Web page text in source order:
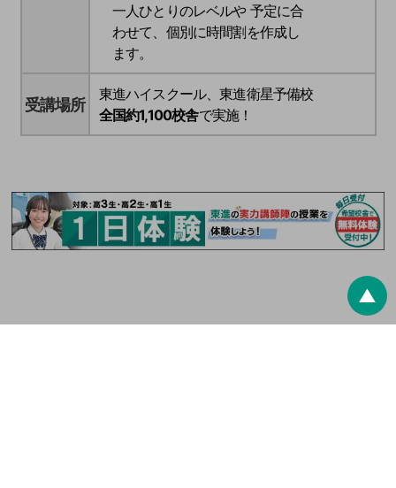
▲
一人ひとりのレベルや 予定に合
わせて、個別に時間割を作成し
ます。
受講場所
東進ハイスクール、東進衛星予備校
全国約1,100校舎で実施！